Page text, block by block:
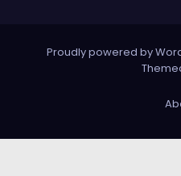
Proudly powered by